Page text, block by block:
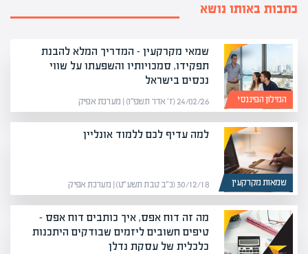
כתבות באותו נושא
המילון הפיננסי
שמאי מקרקעין – המדריך המלא להבנת
תפקידו, סמכויותיו והשפעתו על שווי
נכסים בישראל
24/02/26 (ז׳ אדר תשפ״ו) | מערכת אפיק
שמאות מקרקעין
למה עדיף לכם ללמוד אונליין
30/12/18 (כ״ב טבת תשע״ט) | מערכת אפיק
מה זה דוח אפס, איך כותבים דוח אפס –
טיפים חשובים ליזמים שבודקים היתכנות
כלכלית של עסקת נדלן